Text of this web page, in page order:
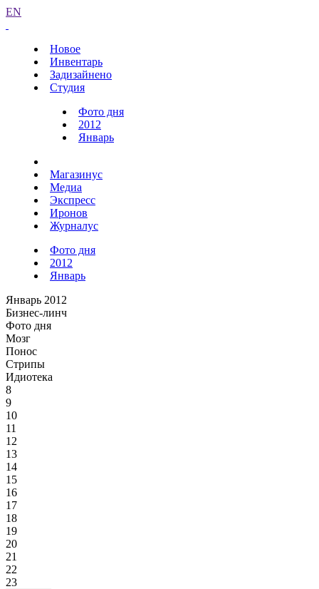
EN
Новое
Инвентарь
Задизайнено
Студия
Фото дня
2012
Январь
Магазинус
Медиа
Экспресс
Иронов
Журналус
Фото дня
2012
Январь
Январь 2012
Бизнес-линч
Фото дня
Мозг
Понос
Стрипы
Идиотека
8
9
10
11
12
13
14
15
16
17
18
19
20
21
22
23